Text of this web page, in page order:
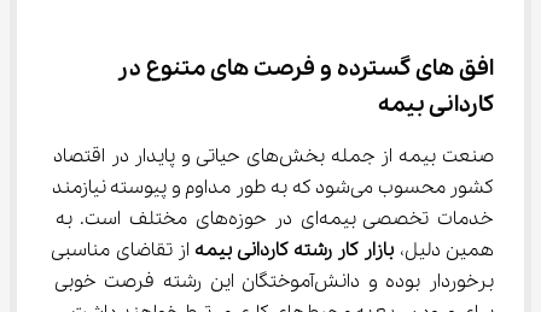
افق ‌های گسترده و فرصت ‌های متنوع در
کاردانی بیمه
صنعت بیمه از جمله بخش‌های حیاتی و پایدار در اقتصاد
کشور محسوب می‌شود که به طور مداوم و پیوسته نیازمند
خدمات تخصصی بیمه‌ای در حوزه‌های مختلف است. به
همین دلیل، بازار کار رشته کاردانی بیمه از تقاضای مناسبی
برخوردار بوده و دانش‌آموختگان این رشته فرصت خوبی